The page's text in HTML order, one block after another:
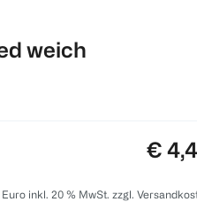
weich
€
inkl. 20 % MwSt. zzgl.